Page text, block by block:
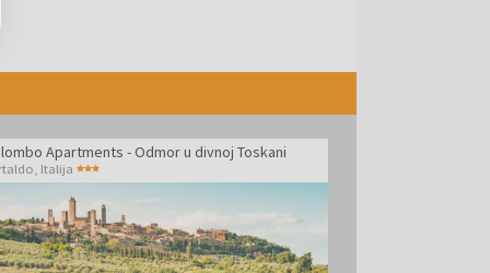
Apartments - Odmor u divnoj Toskani
Italija